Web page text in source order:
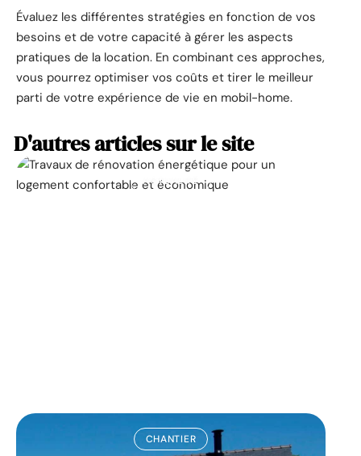
Évaluez les différentes stratégies en fonction de vos
besoins et de votre capacité à gérer les aspects
pratiques de la location. En combinant ces approches,
vous pourrez optimiser vos coûts et tirer le meilleur
parti de votre expérience de vie en mobil-home.
D'autres articles sur le site
ACTUALITÉ
CHANTIER